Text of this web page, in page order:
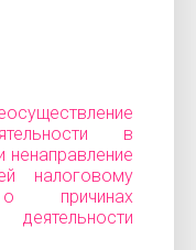
в
ненаправление
налоговому
причинах